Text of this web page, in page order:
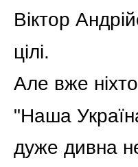
Віктор
цілі.
Але вже
"Наша
дуже дивна